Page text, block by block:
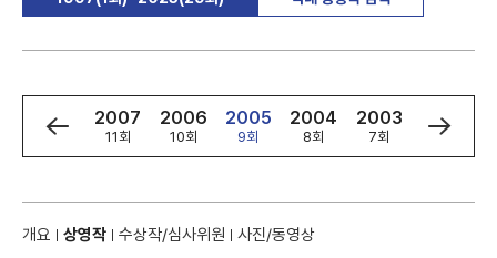
2008
12회
2007
11회
2006
10회
2005
9회
2004
8회
2003
7회
2002
6회
개요 상영작 수상작/심사위원 사진/동영상